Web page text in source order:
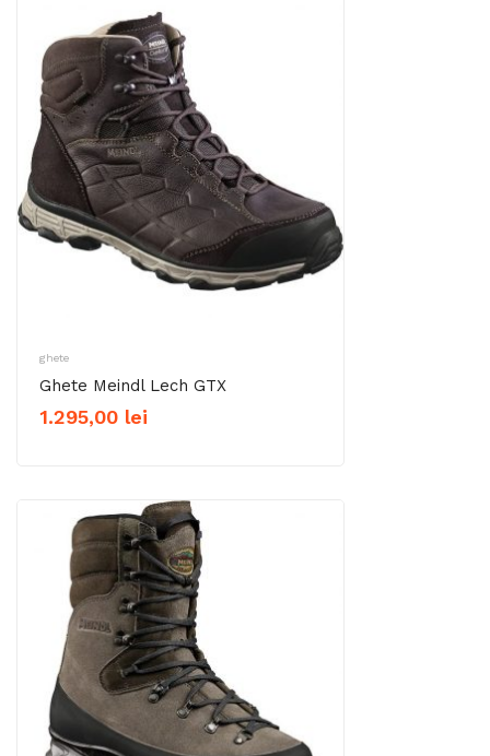
ghete
Ghete Meindl Lech GTX
1.295,00 lei